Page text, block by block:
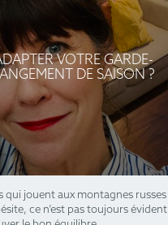
VOTRE GARDE-
DE SAISON ?
qui jouent aux montagnes russes
ce n’est pas toujours évident